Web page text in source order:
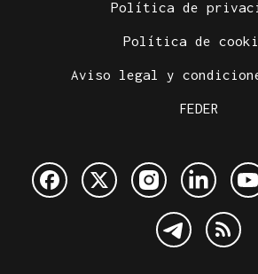
Política de
Política de
Aviso legal y
FEDER